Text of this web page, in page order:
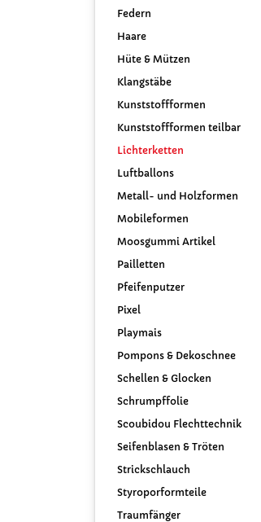
Federn
Haare
Hüte & Mützen
Klangstäbe
Kunststoffformen
Kunststoffformen teilbar
Lichterketten
Luftballons
Metall- und Holzformen
Mobileformen
Moosgummi Artikel
Pailletten
Pfeifenputzer
Pixel
Playmais
Pompons & Dekoschnee
Schellen & Glocken
Schrumpffolie
Scoubidou Flechttechnik
Seifenblasen & Tröten
Strickschlauch
Styroporformteile
Traumfänger